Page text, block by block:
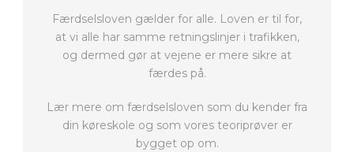
Færdselsloven gælder for alle. Loven er til for,
at vi alle har samme retningslinjer i trafikken,
og dermed gør at vejene er mere sikre at
færdes på.
Lær mere om færdselsloven som du kender fra
din køreskole og som vores teoriprøver er
bygget op om.